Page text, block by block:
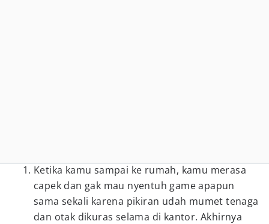
Ketika kamu sampai ke rumah, kamu merasa
capek dan gak mau nyentuh game apapun
sama sekali karena pikiran udah mumet tenaga
dan otak dikuras selama di kantor. Akhirnya